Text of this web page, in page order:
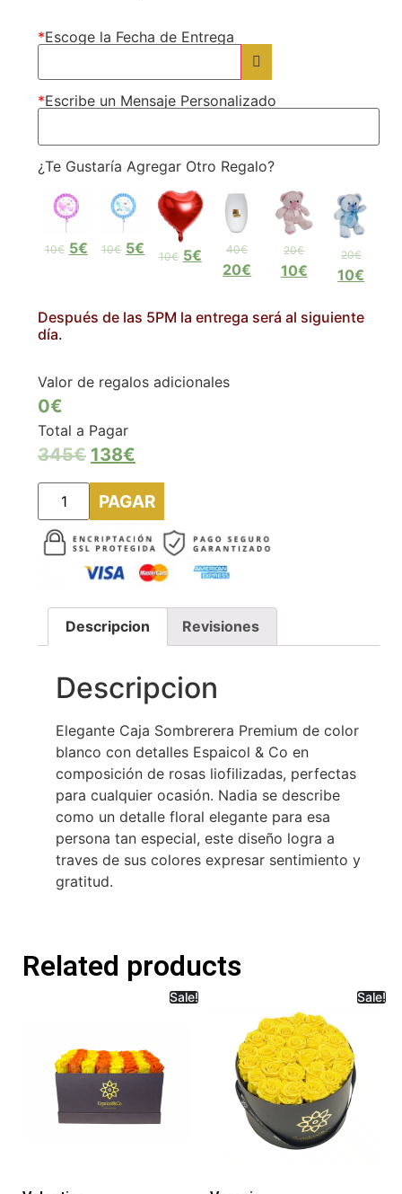
*Escoge la Fecha de Entrega
*Escribe un Mensaje Personalizado
¿Te Gustaría Agregar Otro Regalo?
10€ 5€ 10€ 5€ 10€ 5€ 40€
20€
20€
10€
20€
10€
Después de las 5PM la entrega será al siguiente
día.
Valor de regalos adicionales
0€
Total a Pagar
345€ 138€
PAGAR
Descripcion Revisiones
Descripcion
Elegante Caja Sombrerera Premium de color
blanco con detalles Espaicol & Co en
composición de rosas liofilizadas, perfectas
para cualquier ocasión. Nadia se describe
como un detalle floral elegante para esa
persona tan especial, este diseño logra a
traves de sus colores expresar sentimiento y
gratitud.
Related products
Sale! Sale!